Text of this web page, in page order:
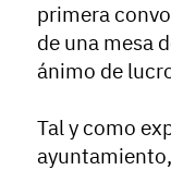
primera
de una mesa
ánimo de
Tal y como